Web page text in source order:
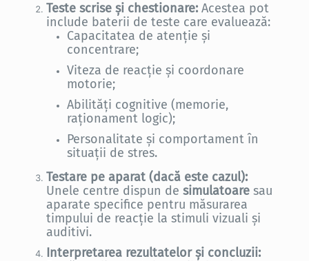
Teste scrise și chestionare:Acestea pot
include baterii de teste care evaluează:
Capacitatea de atenție și
concentrare;
Viteza de reacție și coordonare
motorie;
Abilități cognitive (memorie,
raționament logic);
Personalitate și comportament în
situații de stres.
Testare pe aparat (dacă este cazul):
Unele centre dispun de simulatoaresau
aparate specifice pentru măsurarea
timpului de reacție la stimuli vizuali și
auditivi.
Interpretarea rezultatelor și concluzii: